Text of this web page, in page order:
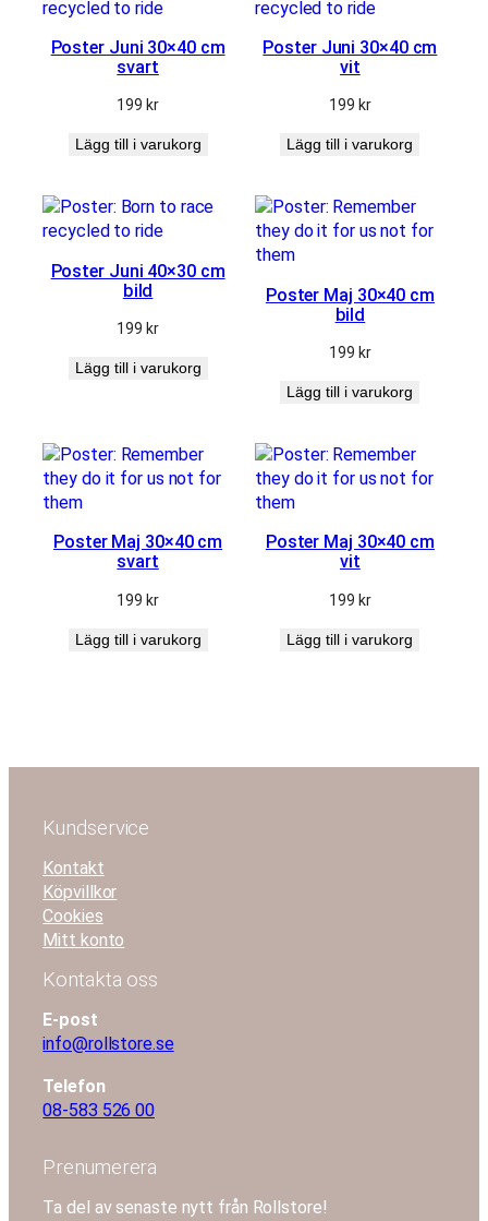
Poster Juni 30×40 cm
svart
199 kr
Lägg till i varukorg
Poster Juni 30×40 cm
vit
199 kr
Lägg till i varukorg
Poster Juni 40×30 cm
bild
199 kr
Lägg till i varukorg
Poster Maj 30×40 cm
bild
199 kr
Lägg till i varukorg
Poster Maj 30×40 cm
svart
199 kr
Lägg till i varukorg
Poster Maj 30×40 cm
vit
199 kr
Lägg till i varukorg
Kundservice
Kontakt
Köpvillkor
Cookies
Mitt konto
Kontakta oss
E-post
info@rollstore.se
Telefon
08-583 526 00
Prenumerera
Ta del av senaste nytt från Rollstore!
Upplevelse
så bra som
besök. Om
du nekar de
kommer
att försvinna
hemsidan.
Marknadsföring
Genom att dela
med dig av dina
intressen och
du surfar ökar
du chansen att
få se personligt
innehåll och
erbjudanden.